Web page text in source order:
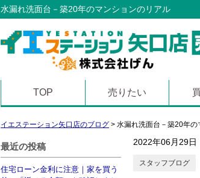
水漏れ洗面台－築20年のマンションのリアル
TOP 売りたい
イエステーション矢口店のブログ > 水漏れ洗面台－築20年
最近の投稿
住宅ローン金利に注意｜家を買う
2022年06月29日
スタッフブログ